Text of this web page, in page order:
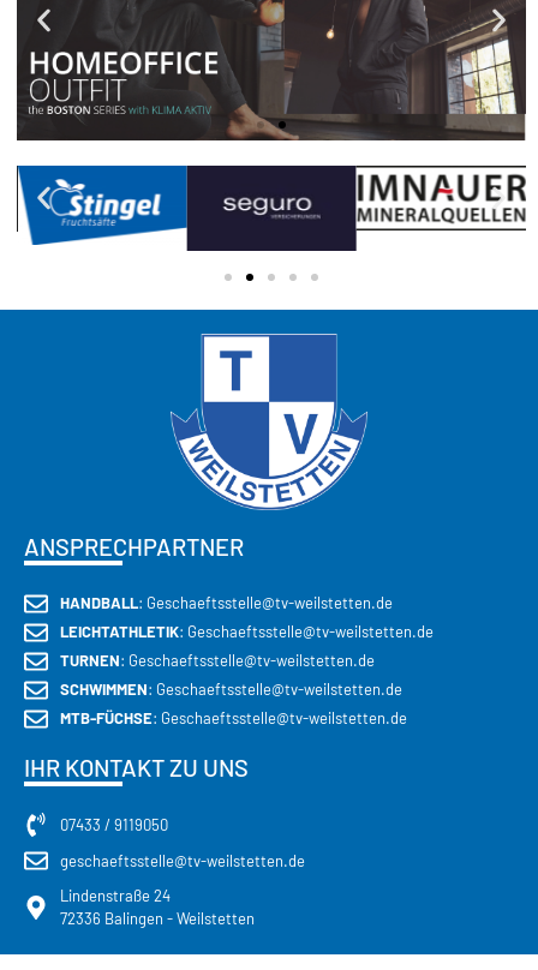
ANSPRECHPARTNER
HANDBALL: Geschaeftsstelle@tv-weilstetten.de
LEICHTATHLETIK: Geschaeftsstelle@tv-weilstetten.de
TURNEN: Geschaeftsstelle@tv-weilstetten.de
SCHWIMMEN: Geschaeftsstelle@tv-weilstetten.de
MTB-FÜCHSE: Geschaeftsstelle@tv-weilstetten.de
IHR KONTAKT ZU UNS
07433 / 9119050
geschaeftsstelle@tv-weilstetten.de
Lindenstraße 24
72336 Balingen - Weilstetten